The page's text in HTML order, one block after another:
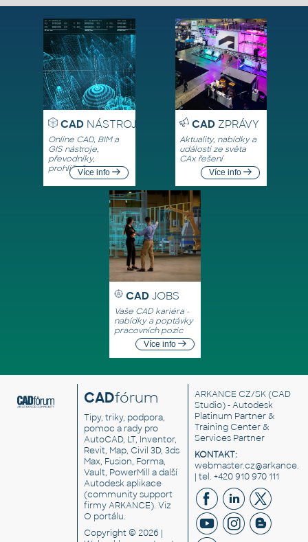
CADNÁSTROJE
Online CAD, BIM a
GIS nástroje,
převodníky,
prohlížečeVíce info
CADZPRÁVY
Aktuality, nabídky a
události ze světa
CAx řešení
Více info
CAD JOBS
Vaše CAD kariéra -
nabídky a poptávky
pracovních pozic
Více info
CADfórum
Tipy, triky, podpora,
pomoc a rady pro
AutoCAD, LT, Inventor,
Revit, Map, Civil 3D, 3ds
Max, Fusion, Forma,
Vault, PowerMill a další
Autodesk aplikace
(community support
firmy ARKANCE). Viz
O portálu.
Copyright © 2026 |
ARKANCE CZ/SK(CAD
Studio) - Autodesk
Platinum Partner &
Training Center &
Services Partner
KONTAKT:
| tel. +420 910 970 111